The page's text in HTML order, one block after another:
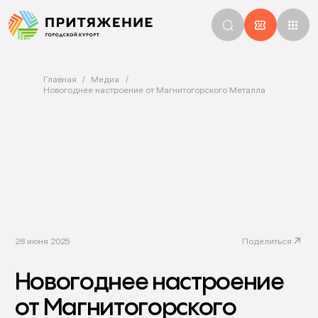
Главная
Медиа
Новогоднее настроение от Магнитогорского Металла
28 июня 2025 Поделиться
Новогоднее настроение
от Магнитогорского